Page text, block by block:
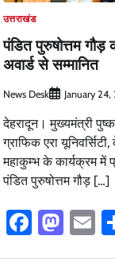
उत्तराखंड
पंडित पुरुषोत्तम
अवार्ड से सम्मानित
News Desk January
देहरादून। मुख्यमंत्री
ग्राफिक एरा
महाकुम्भ के कार्यक्रम में
पंडित पुरुषोत्तम गौड़ […]